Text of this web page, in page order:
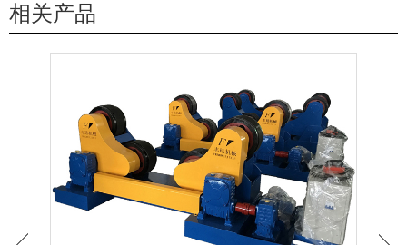
相关产品